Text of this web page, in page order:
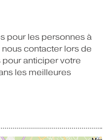
pour les personnes à
contacter lors de
anticiper votre
les meilleures